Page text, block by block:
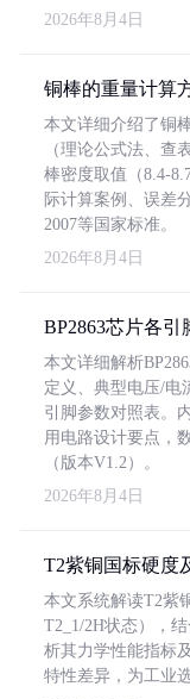
2026年8月4日
铜棒的重量计算
本文详细介绍了铜
（理论公式法、查
棒密度取值（8.4-
际计算案例、误差
2007等国家标准。
2026年8月4日
BP2863芯片各引
本文详细解析
定义、典型电压/电
引脚参数对照表。
用电路设计要点，
（版本V1.2）。
2026年8月4日
T2紫铜国标硬度
本文系统解读T2紫
T2_1/2H状态），
析其力学性能指标
特性差异，为工业